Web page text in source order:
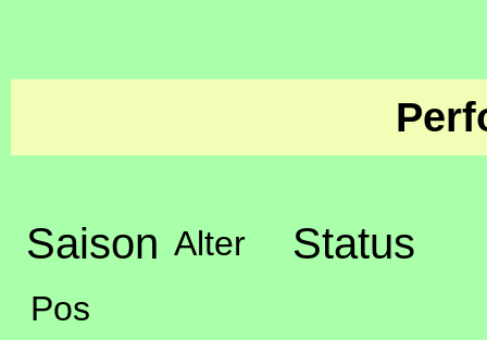
Saison Alter Status
Pos